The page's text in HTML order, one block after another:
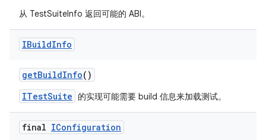
从 TestSuiteInfo 返回可能的 ABI。
IBuildInfo
getBuildInfo()
ITestSuite
的实现可能需要 build 信息来加载测试。
final IConfiguration